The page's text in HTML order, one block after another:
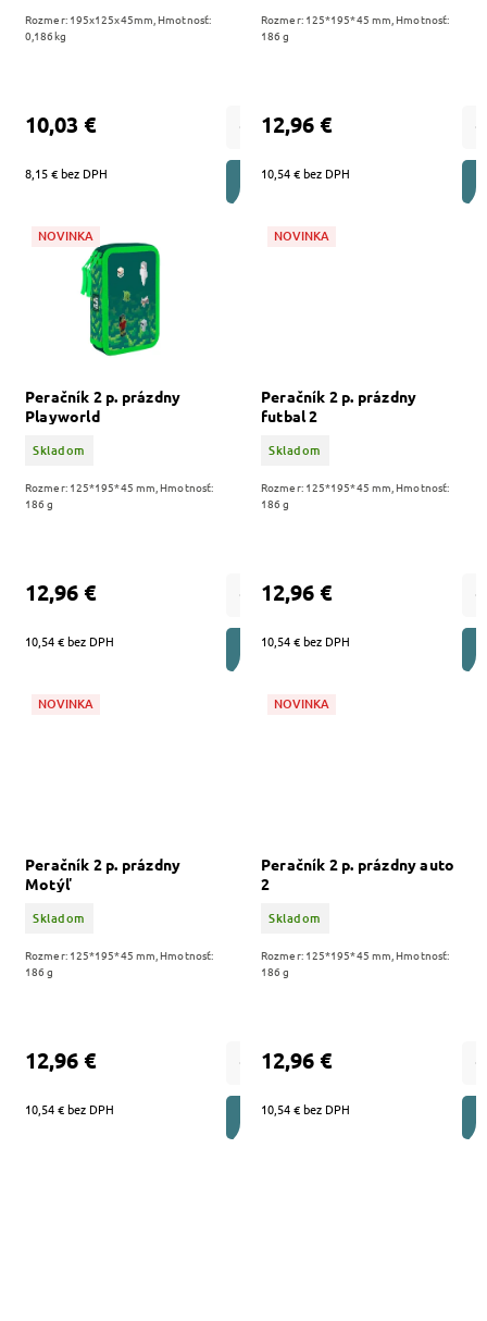
8,15 € bez DPH
10,03 €
DO KOŠÍKA
Rozmer: 195x125x45mm, Hmotnosť:
0,186kg
10,54 € bez DPH
12,96 €
Rozmer: 125*195*45 mm, Hmotnosť:
186 g
NOVINKA
Peračník 2 p. prázdny
Playworld
Skladom
10,54 € bez DPH
12,96 €
DO KOŠÍKA
Rozmer: 125*195*45 mm, Hmotnosť:
186 g
NOVINKA
Peračník 2 p. prázdny
futbal 2
Skladom
10,54 € bez DPH
12,96 €
Rozmer: 125*195*45 mm, Hmotnosť:
186 g
NOVINKA
Peračník 2 p. prázdny
Motýľ
Skladom
10,54 € bez DPH
12,96 €
DO KOŠÍKA
Rozmer: 125*195*45 mm, Hmotnosť:
186 g
NOVINKA
Peračník 2 p. prázdny auto
2
Skladom
10,54 € bez DPH
12,96 €
Rozmer: 125*195*45 mm, Hmotnosť:
186 g